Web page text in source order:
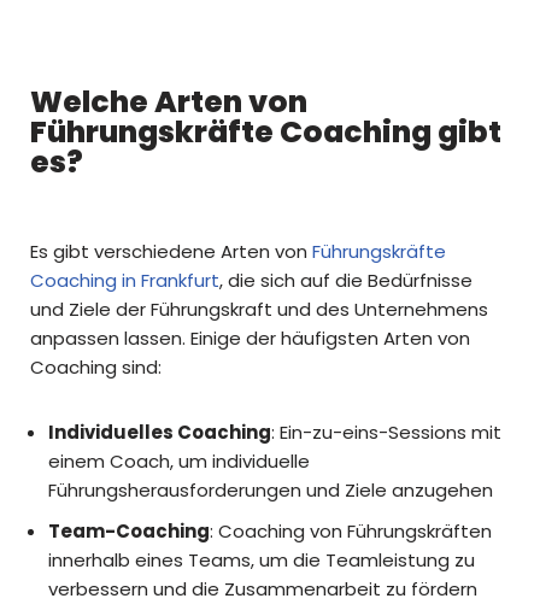
Welche Arten von
Führungskräfte Coaching gibt
es?
Es gibt verschiedene Arten von Führungskräfte
Coaching in Frankfurt, die sich auf die Bedürfnisse
und Ziele der Führungskraft und des Unternehmens
anpassen lassen. Einige der häufigsten Arten von
Coaching sind:
Individuelles Coaching: Ein-zu-eins-Sessions mit
einem Coach, um individuelle
Führungsherausforderungen und Ziele anzugehen
Team-Coaching: Coaching von Führungskräften
innerhalb eines Teams, um die Teamleistung zu
verbessern und die Zusammenarbeit zu fördern